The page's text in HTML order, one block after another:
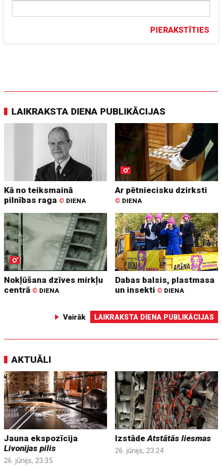
PIERAKSTĪTIES
LAIKRAKSTA DIENA PUBLIKĀCIJAS
Kā no teiksmainā
pilnības raga © DIENA
Ar pētniecisku dzirksti
© DIENA
Nokļūšana dzīves mirkļu
centrā © DIENA
Dabas balsis, plastmasa
un insekti © DIENA
Vairāk LAIKRAKSTA DIENA PUBLIKĀCIJAS
AKTUĀLI
Jauna ekspozīcija
Livonijas pilis
26. jūnijs, 23:35
IzstādeAtstātās liesmas
26. jūnijs, 23:24